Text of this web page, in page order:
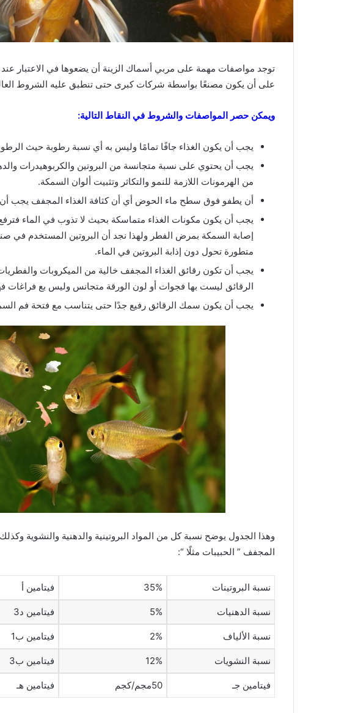
توجد مواصفات مهمة على مربي أسماك الزينة أن يضعوها في الاعتبار عند
على أن يكون مصنعًا بواسطة شركات كبرى حتى تنطبق عليه الشروط
ويمكن حصر المواصفات والشروط في النقاط التالية:
يجب أن يكون الغذاء جافًا تمامًا وليس به أي نسبة رطوبة حيث
يجب أن يحتوي على نسبة متجانسة من البروتين والكربوهيدرات
من الهرمونات اللازمة للنمو والتكاثر وتثبيت ألوان السمكة.
أن يطفو فوق سطح ماء الحوض أي أن كثافة الغذاء المجفف يجب أن
يجب أن يكون مكونات الغذاء متماسكة بحيث لا تذوب في الماء
إصابة السمكة بمرض الفطر ولهذا نجد أن البروتين المستخدم في
متطورة تحول دون إذابة البروتين في الماء.
يجب أن تكون رقائق الغذاء المجفف خالية من الميكروبات
الرقائق ليست بها فجوات أو لون الورقة متجانس وليس بع فراغات
يجب أن يكون سمك الرقائق رفيع جدًا حتى يتناسب مع فتحة فم
وهذا الجدول يوضح نسبة كل من المواد البروتينية والدهنية والنشوية
المجفف ” الحبيبات مثلًا “:
نسبة البروتينات 35% فيتامين أ
نسبة الدهنيات 5% فيتامين د3
نسبة الألياف 2% فيتامين ب1
نسبة النشويات 12% فيتامين ب3
فيتامين جـ 50مجم/كجم فيتامين هـ